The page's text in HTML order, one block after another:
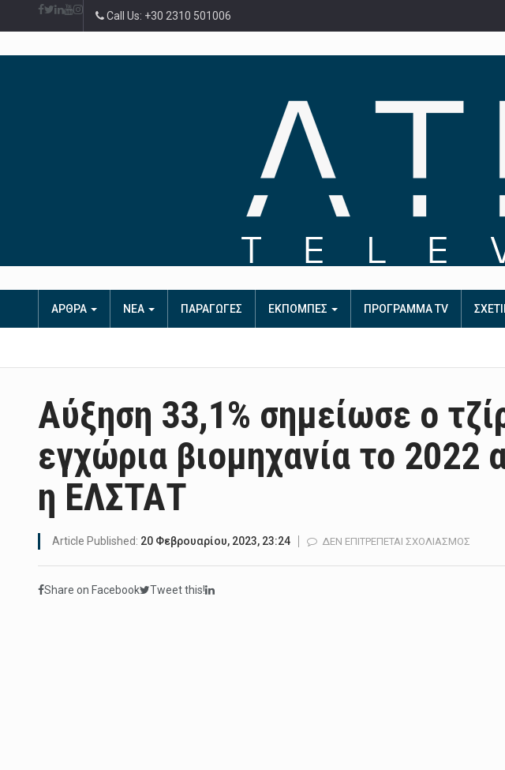
Call Us: +30 2310 501006
ΑΡΘΡΑ ΝΕΑ ΠΑΡΑΓΩΓΕΣ ΕΚΠΟΜΠΕΣ ΠΡΟΓΡΑΜΜΑ TV
Αύξηση 33,1% σημείωσε ο
εγχώρια βιομηχανία το 2022
η ΕΛΣΤΑΤ
Article Published: 20 Φεβρουαρίου, 2023, 23:24 ΔΕΝ ΕΠΙΤΡΈΠΕΤΑΙ ΣΧΟΛΙΑΣΜΌΣ
Share on Facebook Tweet this!